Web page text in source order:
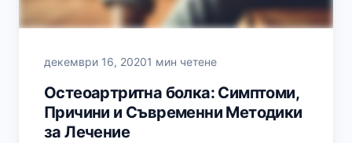
декември 16, 20201 мин четене
Остеоартритна болка: Симптоми,
Причини и Съвременни Методики
за Лечение